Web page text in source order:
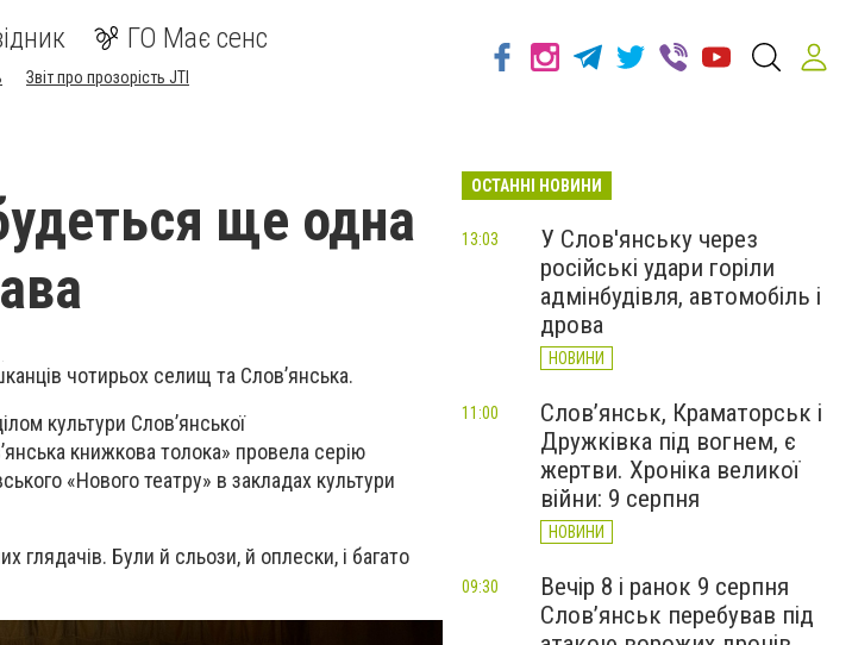
ГО Має сенс
Звіт про прозорість JTI
ще одна
чотирьох селищ та Слов’янська.
ом культури Слов’янської
книжкова толока» провела серію
«Нового театру» в закладах культури
глядачів. Були й сльози, й оплески, і багато
ОСТАННІ НОВИНИ
У Слов'янську через
російські удари горіли
адмінбудівля, автомобіль і
дрова
НОВИНИ
13:03
Слов’янськ, Краматорськ і
Дружківка під вогнем, є
жертви. Хроніка великої
війни: 9 серпня
НОВИНИ
11:00
Вечір 8 і ранок 9 серпня
Слов’янськ перебував під
09:30